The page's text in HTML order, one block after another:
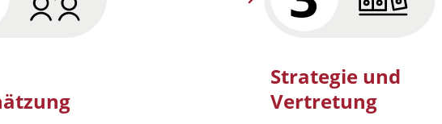
Strategie und
Vertretung